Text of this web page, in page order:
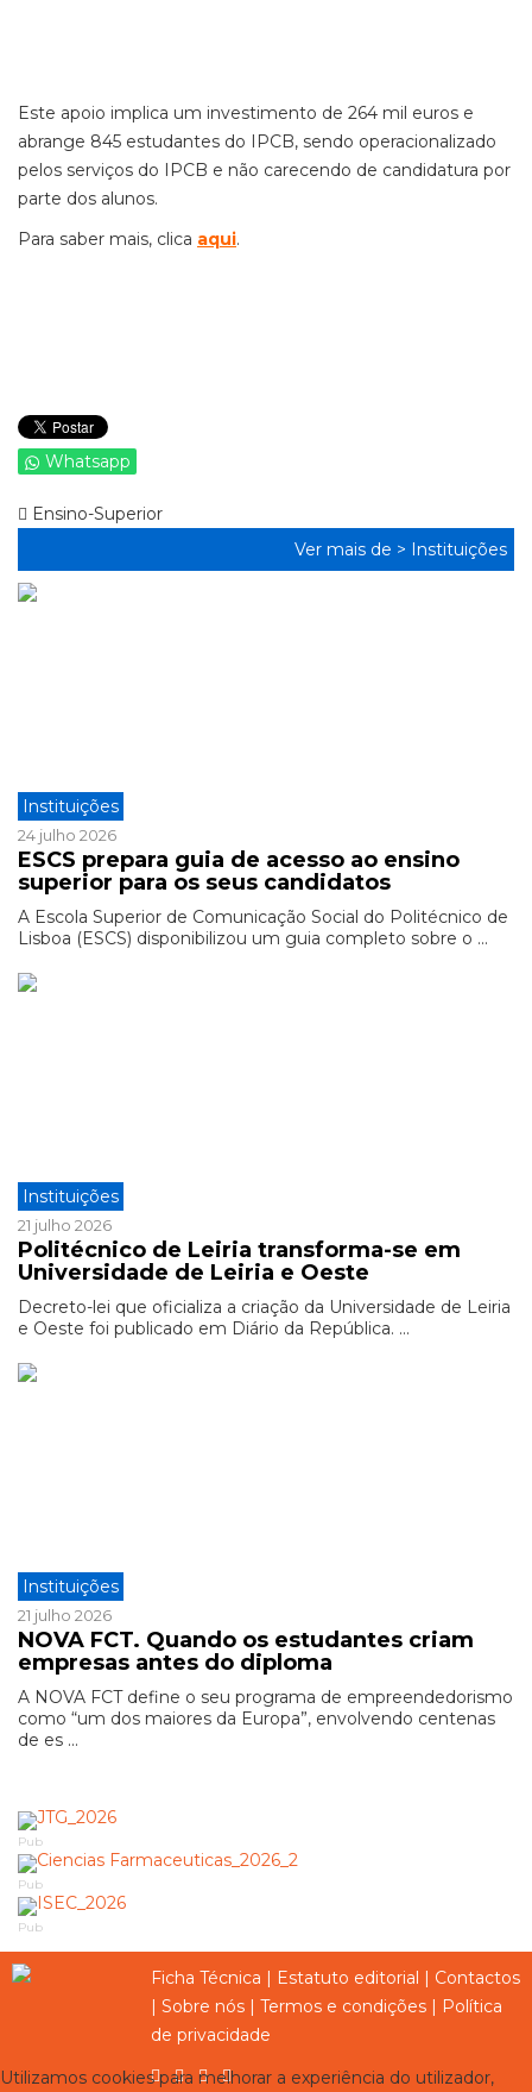
Este apoio implica um investimento de 264 mil euros e
abrange 845 estudantes do IPCB, sendo operacionalizado
pelos serviços do IPCB e não carecendo de candidatura por
parte dos alunos.
Para saber mais, clica aqui.
Whatsapp
Ensino-Superior
Ver mais de > Instituições
Instituições
24 julho 2026
ESCS prepara guia de acesso ao ensino
superior para os seus candidatos
A Escola Superior de Comunicação Social do Politécnico de
Lisboa (ESCS) disponibilizou um guia completo sobre o ...
Instituições
21 julho 2026
Politécnico de Leiria transforma-se em
Universidade de Leiria e Oeste
Decreto-lei que oficializa a criação da Universidade de Leiria
e Oeste foi publicado em Diário da República. ...
Instituições
21 julho 2026
NOVA FCT. Quando os estudantes criam
empresas antes do diploma
A NOVA FCT define o seu programa de empreendedorismo
como “um dos maiores da Europa”, envolvendo centenas
de es ...
Pub
Pub
Pub
Ficha Técnica | Estatuto editorial | Contactos
| Sobre nós | Termos e condições | Política
de privacidade
Utilizamos cookies para melhorar a experiência do utilizador,